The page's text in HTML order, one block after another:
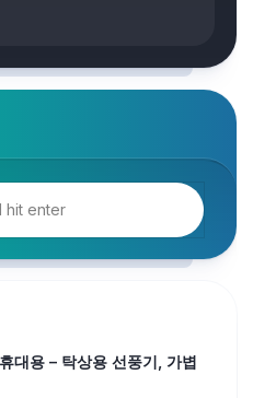
대용 – 탁상용 선풍기, 가볍